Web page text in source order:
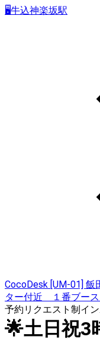
🖥牛込神楽坂駅
CocoDesk [UM-01]
ター付近 １番ブース
予約リクエスト制イ
🌟土日祝3